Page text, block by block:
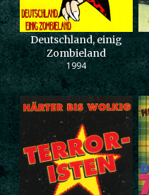
Deutschland, einig
Zombieland
1994